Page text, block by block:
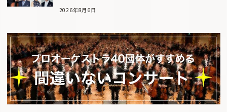
2026年8月6日